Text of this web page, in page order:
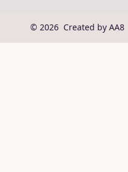
© 2026 Created by AA8